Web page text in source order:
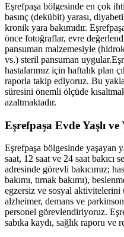
Eşrefpaşa bölgesinde en çok
basınç (dekübit) yarası,
kronik yara bakımıdır.
önce fotoğraflar, evre
pansuman malzemesiyle
vs.) steril pansuman uygular.
hastalarımız için haftalık plan
raporla takip ediyoruz. Bu
süresini önemli ölçüde
azaltmaktadır.
Eşrefpaşa Evde Yaşlı
Eşrefpaşa bölgesinde yaşayan
saat, 12 saat ve 24 saat bakıcı
adresinde görevli bakıcımız;
bakımı, tırnak bakımı),
egzersiz ve sosyal aktivitelerini
alzheimer, demans ve
personel görevlendiriyoruz.
sabıka kaydı, sağlık raporu ve